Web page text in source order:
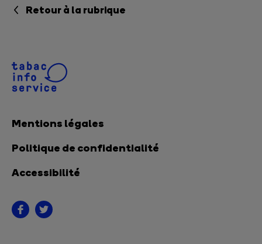
Retour à la rubrique
Mentions légales
Politique de confidentialité
Accessibilité